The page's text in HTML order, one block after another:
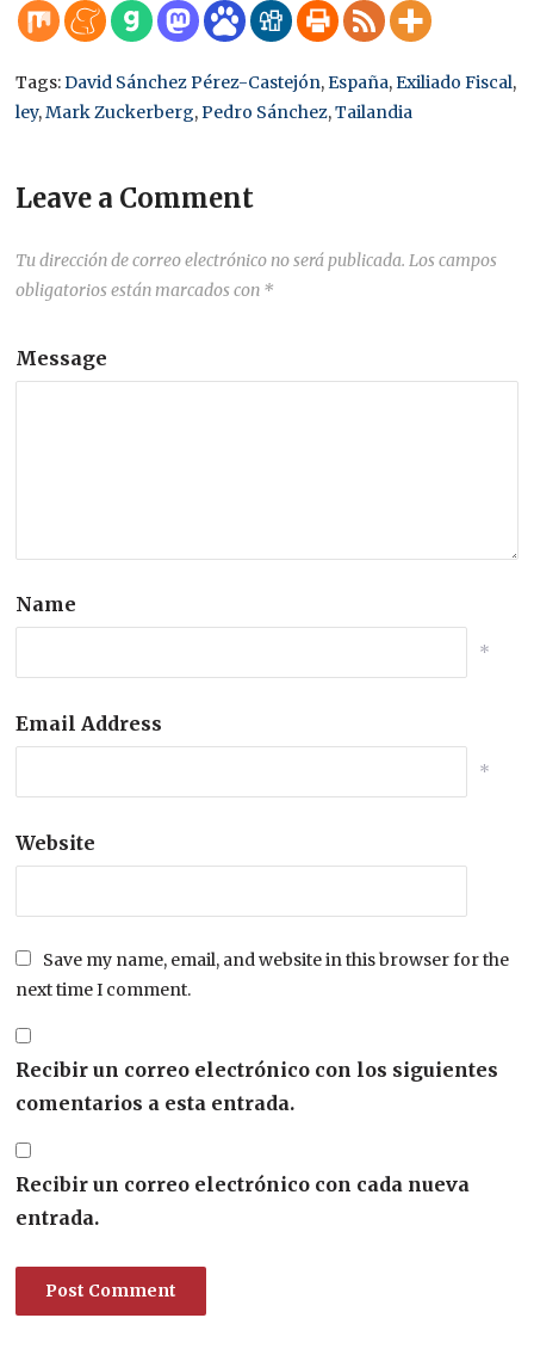
Tags: David Sánchez Pérez-Castejón,España,Exiliado Fiscal,
ley,Mark Zuckerberg, Pedro Sánchez,Tailandia
Leave a Comment
Tu dirección de correo electrónico no será publicada. Los campos
obligatorios están marcados con *
Message
Name
*
Email Address
*
Website
Save my name, email, and website in this browser for the
next time I comment.
Recibir un correo electrónico con los siguientes
comentarios a esta entrada.
Recibir un correo electrónico con cada nueva
entrada.